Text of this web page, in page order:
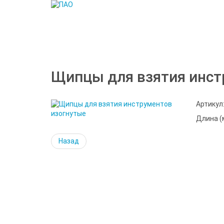
Щипцы для взятия
Длина
Назад